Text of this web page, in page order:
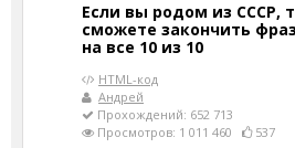
Если вы родом из СССР,
сможете закончить
на все 10 из 10
HTML-код
Андрей
Прохождений: 652 713
Просмотров: 1 011 460
537